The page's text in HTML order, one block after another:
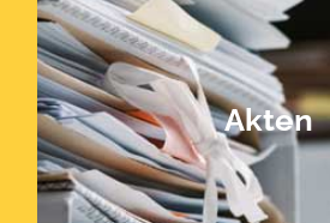
Akten
werden, müssen oftmals
vernichtet werden. Wir
zertifiziert, vertrauliche
der
schreddern und zu
Service bieten wir